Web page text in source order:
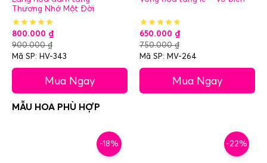
Thương Nhớ Một Đời
800.000 ₫
900.000₫
Mã SP: HV-343
Mua Ngay
650.000 ₫
750.000₫
Mã SP: MV-264
Mua Ngay
-18% -22%